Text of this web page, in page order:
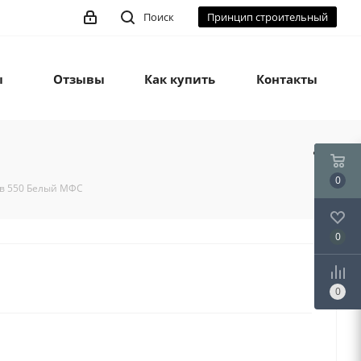
Принцип строительный
Поиск
Отзывы Как купить Контакты
550 Белый МФС
0
0
0